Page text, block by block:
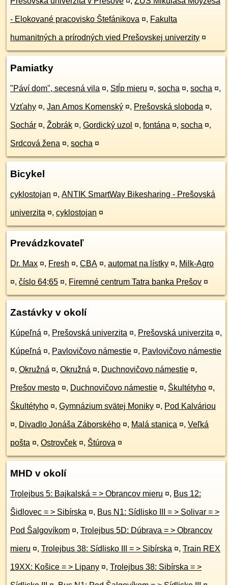
- Elokované pracovisko Štefánikova ¤, Fakulta
humanitných a prírodných vied Prešovskej univerzity ¤
Pamiatky
"Páví dom", secesná vila ¤, Stĺp mieru ¤, socha ¤, socha ¤,
Vzťahy ¤, Jan Amos Komenský ¤, Prešovská sloboda ¤,
Sochár ¤, Žobrák ¤, Gordický uzol ¤, fontána ¤, socha ¤,
Srdcová žena ¤, socha ¤
Bicykel
cyklostojan ¤, ANTIK SmartWay Bikesharing - Prešovská
univerzita ¤, cyklostojan ¤
Prevádzkovateľ
Dr. Max ¤, Fresh ¤, CBA ¤, automat na lístky ¤, Milk-Agro
¤, číslo 64;65 ¤, Firemné centrum Tatra banka Prešov ¤
Zastávky v okolí
Kúpeľná ¤, Prešovská univerzita ¤, Prešovská univerzita ¤,
Kúpeľná ¤, Pavlovičovo námestie ¤, Pavlovičovo námestie
¤, Okružná ¤, Okružná ¤, Duchnovičovo námestie ¤,
Prešov mesto ¤, Duchnovičovo námestie ¤, Škultétyho ¤,
Škultétyho ¤, Gymnázium svätej Moniky ¤, Pod Kalváriou
¤, Divadlo Jonáša Záborského ¤, Malá stanica ¤, Veľká
pošta ¤, Ostrovček ¤, Štúrova ¤
MHD v okolí
Trolejbus 5: Bajkalská = > Obrancov mieru ¤, Bus 12:
Šidlovec = > Sibírska ¤, Bus N1: Sídlisko III = > Solivar = >
Pod Šalgovíkom ¤, Trolejbus 5D: Dúbrava = > Obrancov
mieru ¤, Trolejbus 38: Sídlisko III = > Sibírska ¤, Train REX
19XX: Košice = > Lipany ¤, Trolejbus 38: Sibírska = >